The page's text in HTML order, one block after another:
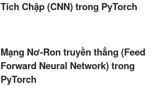
Tích Chập (CNN) trong PyTorch
Mạng Nơ-Ron truyền thẳng (Feed
Forward Neural Network) trong
PyTorch